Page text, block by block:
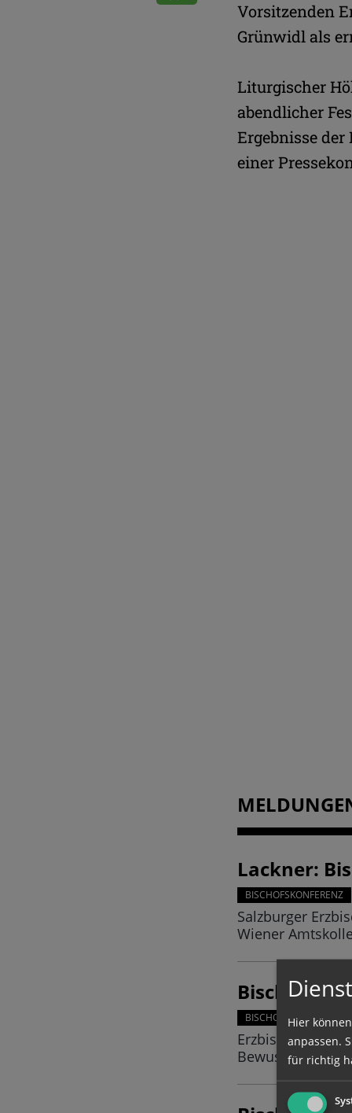
Vorsitzenden
Grünwidl als
Liturgischer
abendlicher
Ergebnisse
einer
Lackner:
BISCHOFSKONFERENZ
Salzburger
Wiener
Bischöfe:
BISCHOFSKONFERENZ
Erzbischof
Bewusstsein
Hier
anpassen.
für richtig